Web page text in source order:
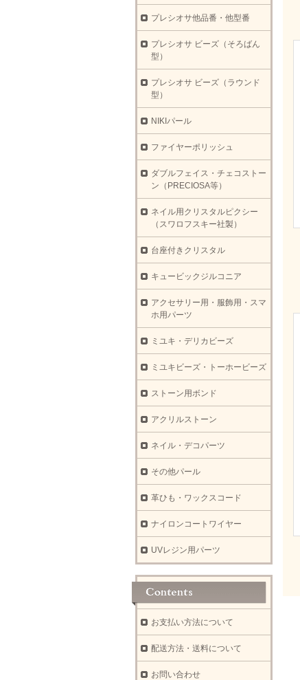
プレシオサ他品番・他型番
プレシオサ ビーズ（そろばん
型）
プレシオサ ビーズ（ラウンド
型）
NIKIパール
ファイヤーポリッシュ
ダブルフェイス・チェコストー
ン（PRECIOSA等）
ネイル用クリスタルピクシー
（スワロフスキー社製）
台座付きクリスタル
キュービックジルコニア
アクセサリー用・服飾用・スマ
ホ用パーツ
ミユキ・デリカビーズ
ミユキビーズ・トーホービーズ
ストーン用ボンド
アクリルストーン
ネイル・デコパーツ
その他パール
革ひも・ワックスコード
ナイロンコートワイヤー
UVレジン用パーツ
お支払い方法について
配送方法・送料について
お問い合わせ